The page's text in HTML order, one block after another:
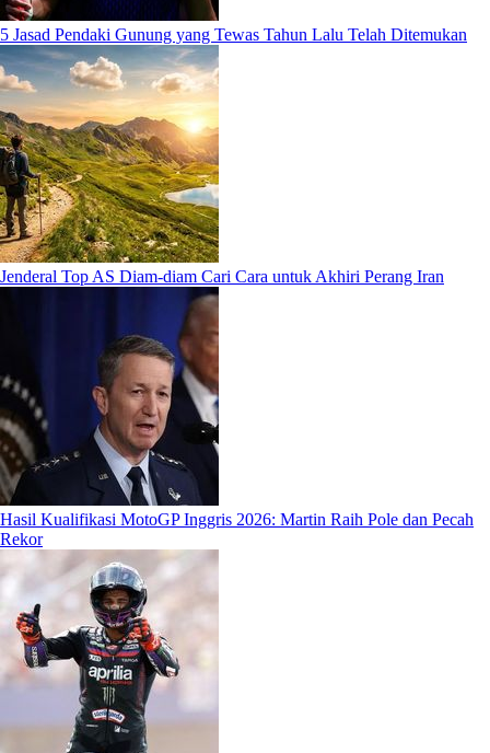
5 Jasad Pendaki Gunung yang Tewas Tahun Lalu Telah Ditemukan
Jenderal Top AS Diam-diam Cari Cara untuk Akhiri Perang Iran
Hasil Kualifikasi MotoGP Inggris 2026: Martin Raih Pole dan Pecah
Rekor